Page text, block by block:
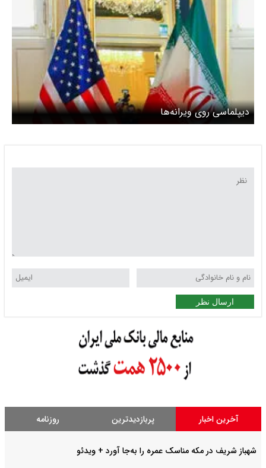
دیپلماسی روی ویرانه‌ها
ارسال نظر
آخرین اخبار پربازدیدترین روزنامه
شهباز شریف در مکه مناسک عمره را به‌جا آورد + ویدئو